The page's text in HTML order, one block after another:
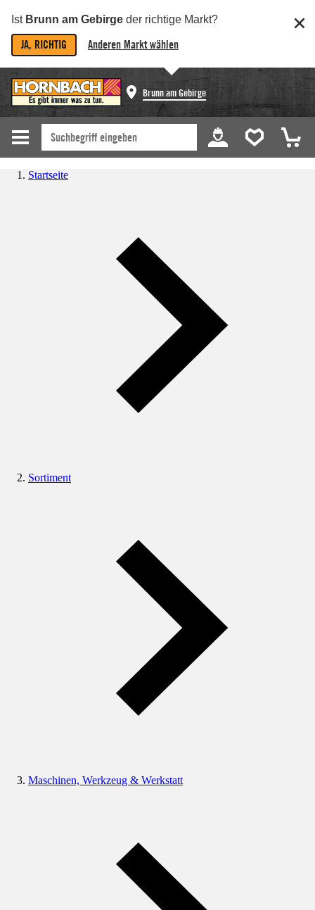
Ist Brunn am Gebirge der richtige Markt?
JA, RICHTIG Anderen Markt wählen
Brunn am Gebirge
Startseite
Sortiment
Maschinen, Werkzeug & Werkstatt